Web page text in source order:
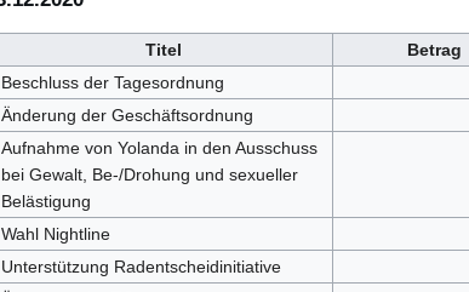
Titel Betrag
Beschluss der Tagesordnung
Änderung der Geschäftsordnung
Aufnahme von Yolanda in den Ausschuss
bei Gewalt, Be-/Drohung und sexueller
Belästigung
Wahl Nightline
Unterstützung Radentscheidinitiative